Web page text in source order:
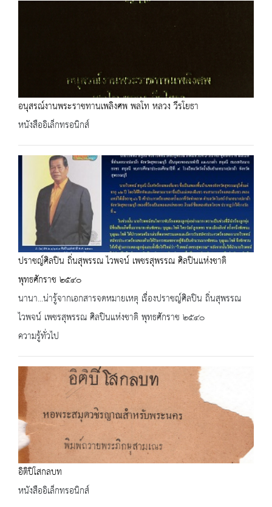
อนุสรณ์งานพระราชทานเพลิงศพ พลโท หลวง วีรโยธา
หนังสืออิเล็กทรอนิกส์
ปราชญ์ศิลปิน ถิ่นสุพรรณ ไวพจน์ เพชรสุพรรณ ศิลปินแห่งชาติ
พุทธศักราช ๒๕๔๐
นานา...น่ารู้จากเอกสารจดหมายเหตุ เรื่องปราชญ์ศิลปิน ถิ่นสุพรรณ
ไวพจน์ เพชรสุพรรณ ศิลปินแห่งชาติ พุทธศักราช ๒๕๔๐
ความรู้ทั่วไป
อิติปิโสกลบท
หนังสืออิเล็กทรอนิกส์